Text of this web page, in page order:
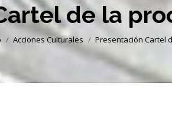
de la
aquí:
Acciones Culturales Presentación Cartel